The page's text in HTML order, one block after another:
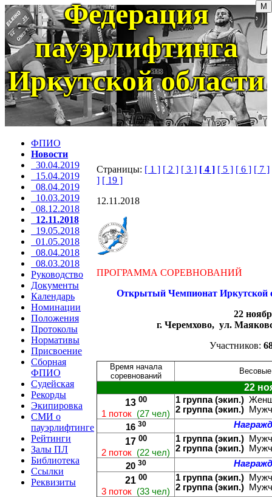
Федерация
пауэрлифтинга
Иркутской области
ФПИО
Новости
30.04.2019
15.04.2019
08.04.2019
10.03.2019
08.12.2018
12.11.2018
19.05.2018
01.05.2018
08.04.2018
08.03.2018
Руководство
Документы
Календарь
Номинации
Положения
Протоколы
Нормативы
Присвоение
Сборная
ФПИО
Судейская
Рекорды
Экипировка
СМИ о
пауэрлифтинге
Рейтинги
Залы ПЛ
Библиотека
Ссылки
Реквизиты
Страницы: [ 1 ] [ 2 ] [ 3 ] [ 4 ] [ 5 ] [ 6 ] [ 7 ]
] [ 19 ]
12.11.2018
ПРОГРАММА СОРЕВНОВАНИЙ
Открытый Чемпионат Иркутской
22
г. Черемхово, ул.
Участников:
Время начала
соревнований
Весовые
22
13 00
1 поток (27 чел)
1 группа (экип.)
2 группа (экип.)
16 30
17 00
2 поток (22 чел)
1 группа (экип.)
2 группа (экип.)
20 30
21 00
3 поток (33 чел)
1 группа (экип.)
2 группа (экип.)